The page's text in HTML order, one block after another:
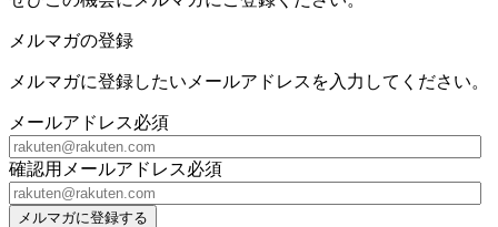
メルマガの登録
メルマガに登録したいメールアドレスを入力してください。
メールアドレス必須
確認用メールアドレス必須
メルマガに登録する